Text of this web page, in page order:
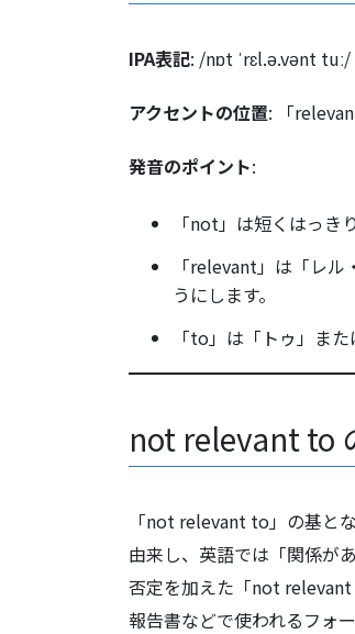
IPA表記: /nɒt ˈrɛl.ə.vənt tuː/
アクセントの位置: 「
発音のポイント:
「not」は短くはっき
「relevant」は「レ
うにします。
「to」は「トゥ」ま
not relevant to
「not relevant to」の基と
由来し、英語では「関係が
否定を加えた「not
報告書などで使われるフォ